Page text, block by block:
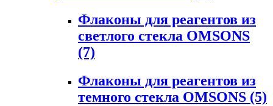
Флаконы для реагентов из
светлого стекла OMSONS
(7)
Флаконы для реагентов из
темного стекла OMSONS (5)